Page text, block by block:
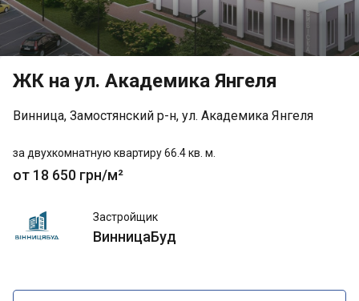
ЖК на ул. Академика Янгеля
Винница, Замостянский р-н, ул. Академика Янгеля
за двухкомнатную квартиру 66.4 кв. м.
от 18 650 грн/м²
ВинницаБуд Застройщик
ВинницаБуд